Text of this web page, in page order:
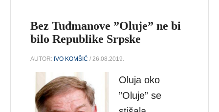
Bez Tuđmanove ”Oluje” ne bi
bilo Republike Srpske
AUTOR: IVO KOMŠIĆ / 26.08.2019.
Oluja oko
”Oluje” se